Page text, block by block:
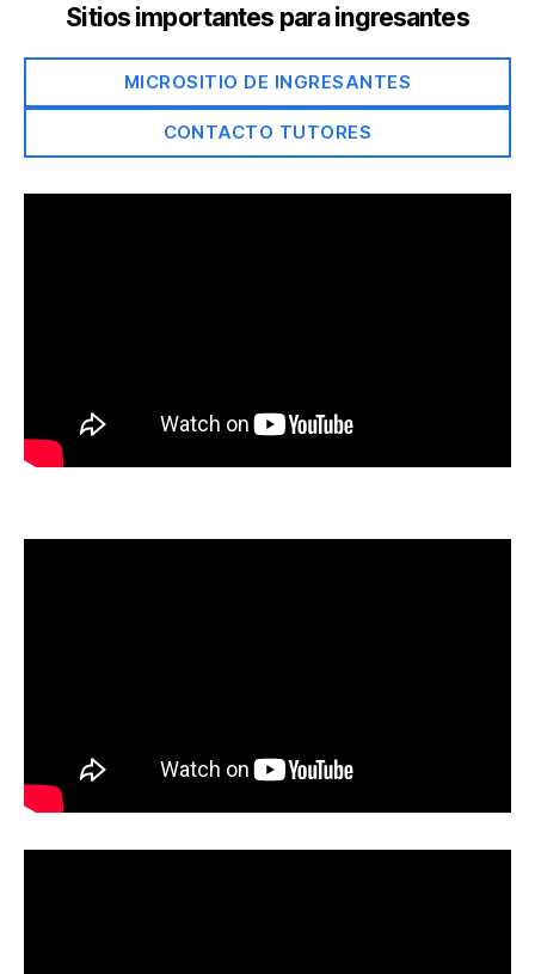
Sitios importantes para ingresantes
MICROSITIO DE INGRESANTES
CONTACTO TUTORES